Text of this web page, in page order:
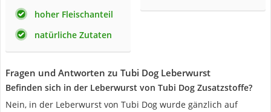
hoher Fleischanteil
natürliche Zutaten
Fragen und Antworten zu Tubi Dog Leberwurst
Befinden sich in der Leberwurst von Tubi Dog Zusatzstoffe?
Nein, in der Leberwurst von Tubi Dog wurde gänzlich auf